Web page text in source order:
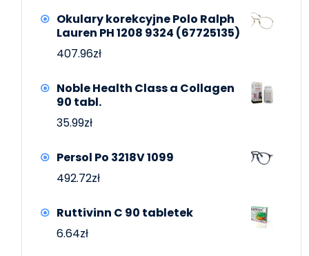
Okulary korekcyjne Polo Ralph
Lauren PH 1208 9324 (67725135)
407.96zł
Noble Health Class a Collagen
90 tabl.
35.99zł
Persol Po 3218V 1099
492.72zł
Ruttivinn C 90 tabletek
6.64zł